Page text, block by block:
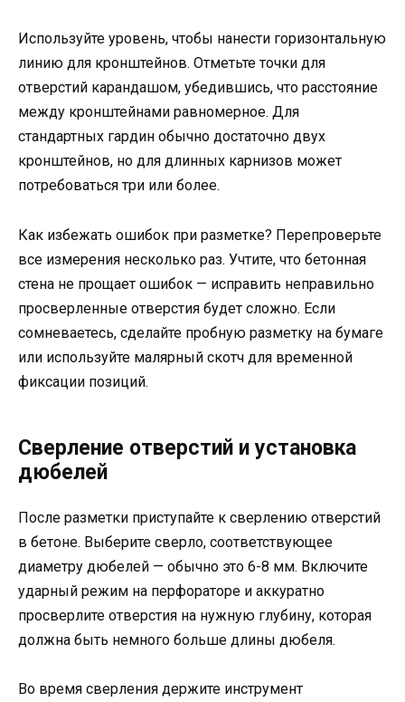
Используйте уровень, чтобы нанести горизонтальную
линию для кронштейнов. Отметьте точки для
отверстий карандашом, убедившись, что расстояние
между кронштейнами равномерное. Для
стандартных гардин обычно достаточно двух
кронштейнов, но для длинных карнизов может
потребоваться три или более.
Как избежать ошибок при разметке? Перепроверьте
все измерения несколько раз. Учтите, что бетонная
стена не прощает ошибок — исправить неправильно
просверленные отверстия будет сложно. Если
сомневаетесь, сделайте пробную разметку на бумаге
или используйте малярный скотч для временной
фиксации позиций.
Сверление отверстий и установка
дюбелей
После разметки приступайте к сверлению отверстий
в бетоне. Выберите сверло, соответствующее
диаметру дюбелей — обычно это 6-8 мм. Включите
ударный режим на перфораторе и аккуратно
просверлите отверстия на нужную глубину, которая
должна быть немного больше длины дюбеля.
Во время сверления держите инструмент